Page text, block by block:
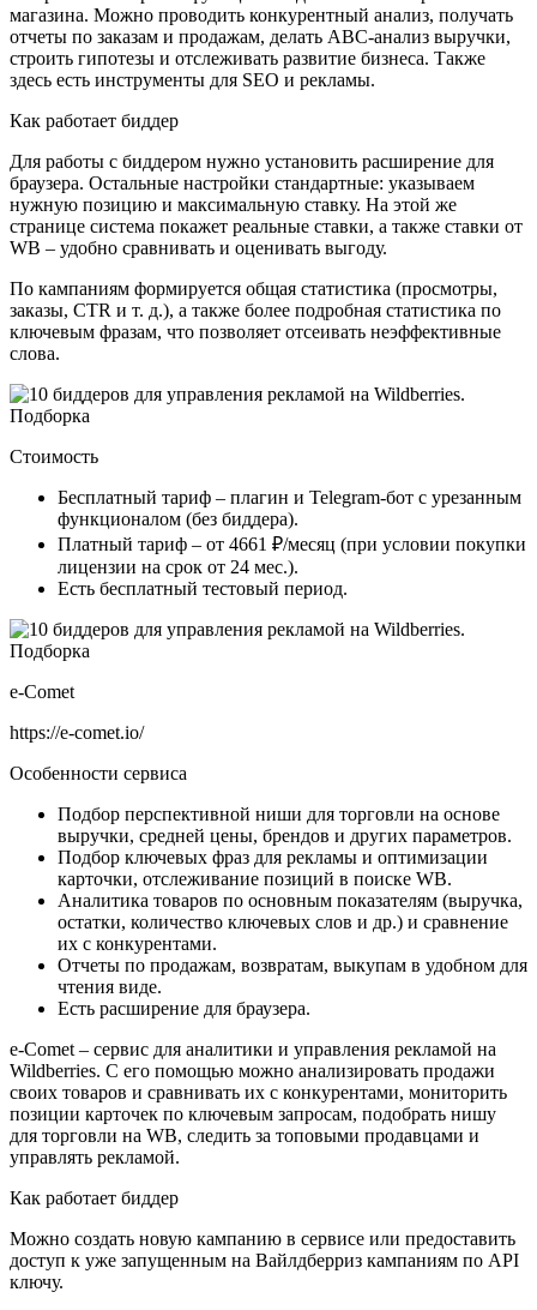
магазина. Можно проводить конкурентный анализ, получать
отчеты по заказам и продажам, делать АВС-анализ выручки,
строить гипотезы и отслеживать развитие бизнеса. Также
здесь есть инструменты для SEO и рекламы.
Как работает биддер
Для работы с биддером нужно установить расширение для
браузера. Остальные настройки стандартные: указываем
нужную позицию и максимальную ставку. На этой же
странице система покажет реальные ставки, а также ставки от
WB – удобно сравнивать и оценивать выгоду.
По кампаниям формируется общая статистика (просмотры,
заказы, CTR и т. д.), а также более подробная статистика по
ключевым фразам, что позволяет отсеивать неэффективные
слова.
Стоимость
Бесплатный тариф – плагин и Telegram-бот с урезанным
функционалом (без биддера).
Платный тариф – от 4661 ₽/месяц (при условии покупки
лицензии на срок от 24 мес.).
Есть бесплатный тестовый период.
e-Comet
https://e-comet.io/
Особенности сервиса
Подбор перспективной ниши для торговли на основе
выручки, средней цены, брендов и других параметров.
Подбор ключевых фраз для рекламы и оптимизации
карточки, отслеживание позиций в поиске WB.
Аналитика товаров по основным показателям (выручка,
остатки, количество ключевых слов и др.) и сравнение
их с конкурентами.
Отчеты по продажам, возвратам, выкупам в удобном для
чтения виде.
Есть расширение для браузера.
e-Comet – сервис для аналитики и управления рекламой на
Wildberries. С его помощью можно анализировать продажи
своих товаров и сравнивать их с конкурентами, мониторить
позиции карточек по ключевым запросам, подобрать нишу
для торговли на WB, следить за топовыми продавцами и
управлять рекламой.
Как работает биддер
Можно создать новую кампанию в сервисе или предоставить
доступ к уже запущенным на Вайлдберриз кампаниям по API
ключу.